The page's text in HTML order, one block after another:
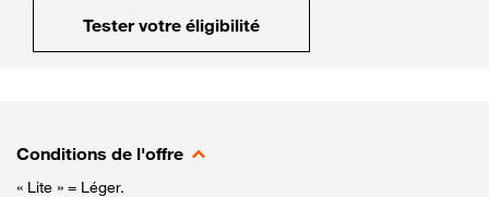
Tester votre éligibilité
Conditions de l'offre
« Lite » = Léger.